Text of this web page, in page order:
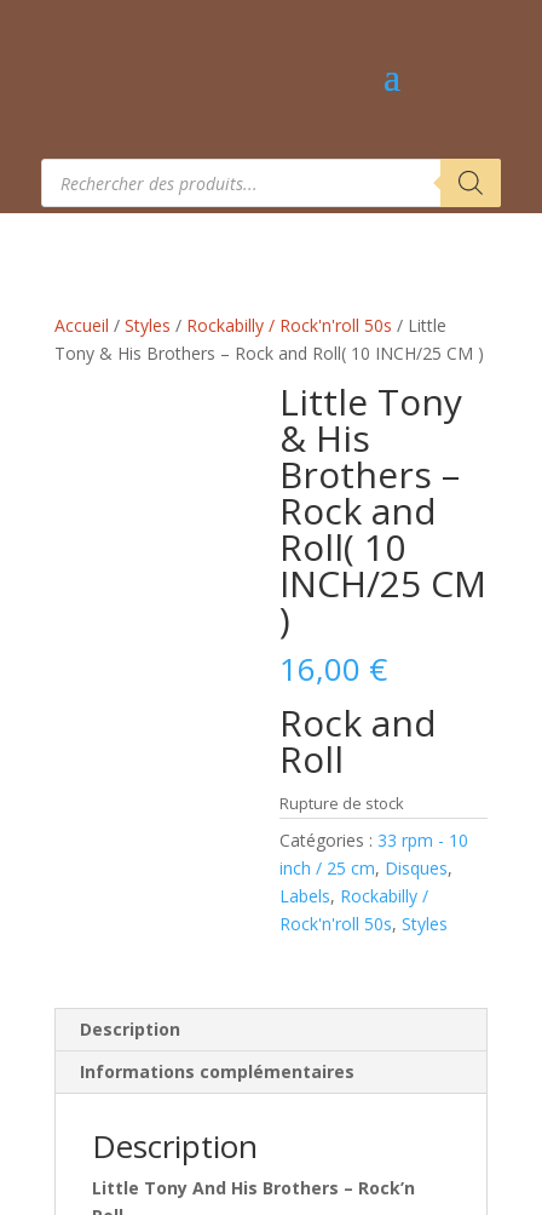
Recherche
produits
Accueil / Styles / Rockabilly / Rock'n'roll 50s / Little
Tony & His Brothers – Rock and Roll( 10 INCH/25 CM )
Little Tony
& His
Brothers –
Rock and
Roll( 10
INCH/25 CM
)
16,00 €
Rock and
Roll
Rupture de stock
Catégories : 33 rpm - 10
inch / 25 cm, Disques,
Labels, Rockabilly /
Rock'n'roll 50s,Styles
Description
Informations complémentaires
Description
Little Tony And His Brothers ‎– Rock’n